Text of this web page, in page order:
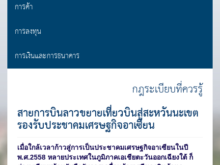
การค้า
การลงทุน
การเงินและการธนาคาร
กฎระเบียบที่ควรรู้
สายการบินลาวขยายเที่ยวบินสู่สะหวันนะเขต
รองรับประชาคมเศรษฐกิจอาเซียน
เมื่อใกล้เวลาก้าวสู่การเป็นประชาคมเศรษฐกิจอาเซียนในปี
พ.ศ.2558 หลายประเทศในภูมิภาคเอเชียตะวันออกเฉียงใต้ ก็